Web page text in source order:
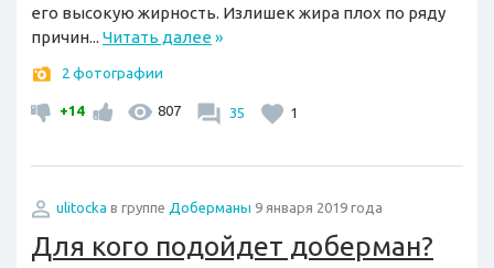
его высокую жирность. Излишек жира плох по ряду
причин... Читать далее»
2 фотографии
+14 807 35 1
ulitocka в группе Доберманы 9 января 2019 года
Для кого подойдет доберман?